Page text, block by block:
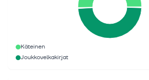
Käteinen
Joukkovelkakirjat